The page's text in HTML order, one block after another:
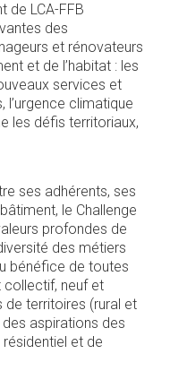
de LCA-FFB
des
et rénovateurs
et de l’habitat : les
services et
l’urgence climatique
les défis territoriaux,
ses adhérents, ses
le Challenge
profondes de
des métiers
bénéfice de toutes
collectif, neuf et
de territoires (rural et
aspirations des
et de